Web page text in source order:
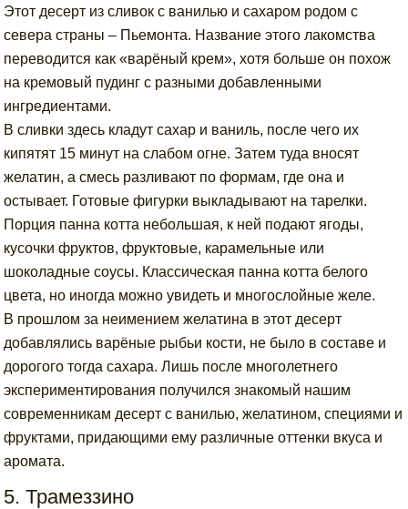
Этот десерт из сливок с ванилью и сахаром родом с
севера страны – Пьемонта. Название этого лакомства
переводится как «варёный крем», хотя больше он похож
на кремовый пудинг с разными добавленными
ингредиентами.
В сливки здесь кладут сахар и ваниль, после чего их
кипятят 15 минут на слабом огне. Затем туда вносят
желатин, а смесь разливают по формам, где она и
остывает. Готовые фигурки выкладывают на тарелки.
Порция панна котта небольшая, к ней подают ягоды,
кусочки фруктов, фруктовые, карамельные или
шоколадные соусы. Классическая панна котта белого
цвета, но иногда можно увидеть и многослойные желе.
В прошлом за неимением желатина в этот десерт
добавлялись варёные рыбьи кости, не было в составе и
дорогого тогда сахара. Лишь после многолетнего
экспериментирования получился знакомый нашим
современникам десерт с ванилью, желатином, специями и
фруктами, придающими ему различные оттенки вкуса и
аромата.
5. Трамеззино